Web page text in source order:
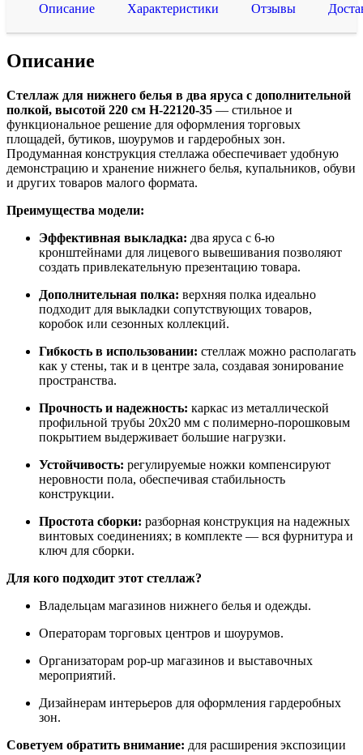
Описание Характеристики Отзывы
Описание
Стеллаж для нижнего белья в два яруса с дополнительной
полкой, высотой 220 см Н-22120-35 — стильное и
функциональное решение для оформления торговых
площадей, бутиков, шоурумов и гардеробных зон.
Продуманная конструкция стеллажа обеспечивает удобную
демонстрацию и хранение нижнего белья, купальников, обуви
и других товаров малого формата.
Преимущества модели:
Эффективная выкладка: два яруса с 6-ю
кронштейнами для лицевого вывешивания позволяют
создать привлекательную презентацию товара.
Дополнительная полка: верхняя полка идеально
подходит для выкладки сопутствующих товаров,
коробок или сезонных коллекций.
Гибкость в использовании: стеллаж можно располагать
как у стены, так и в центре зала, создавая зонирование
пространства.
Прочность и надежность: каркас из металлической
профильной трубы 20х20 мм с полимерно-порошковым
покрытием выдерживает большие нагрузки.
Устойчивость: регулируемые ножки компенсируют
неровности пола, обеспечивая стабильность
конструкции.
Простота сборки: разборная конструкция на надежных
винтовых соединениях; в комплекте — вся фурнитура и
ключ для сборки.
Для кого подходит этот стеллаж?
Владельцам магазинов нижнего белья и одежды.
Операторам торговых центров и шоурумов.
Организаторам pop-up магазинов и выставочных
мероприятий.
Дизайнерам интерьеров для оформления гардеробных
зон.
Советуем обратить внимание: для расширения экспозиции